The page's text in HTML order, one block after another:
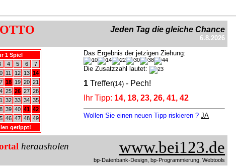
Jeden Tag die gleiche Chance
6.8.2026
1 Spiel
4 5 6
7
11 12 13 14
18 19 20 21
25 26 27 28
32 33 34 35
39 40 41 42
46 47 48 49
getippt!
Das Ergebnis der jetzigen Ziehung:
Die Zusatzzahl lautet:
1 Treffer(14) - Pech!
Ihr Tipp: 14, 18, 23, 26, 41, 42
Wollen Sie einen neuen Tipp riskieren ? JA
herausholen www.bei123.de
bp-Datenbank-Design, bp-Programmierung, Webtools